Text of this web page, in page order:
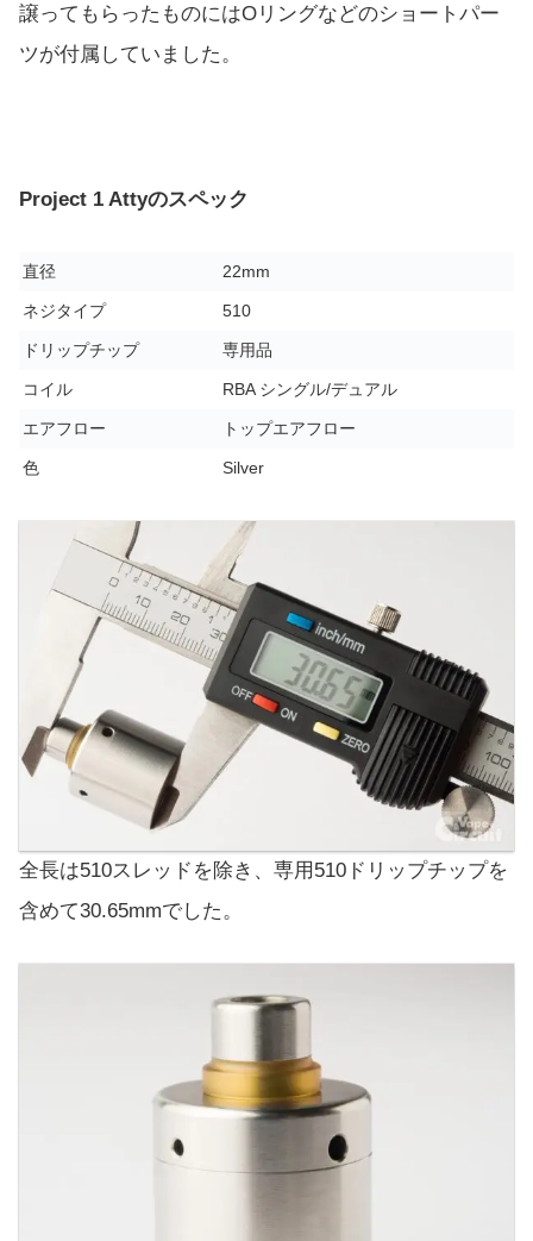
譲ってもらったものにはOリングなどのショートパー
ツが付属していました。
Project 1 Attyのスペック
直径 22mm
ネジタイプ 510
ドリップチップ 専用品
コイル RBA シングル/デュアル
エアフロー トップエアフロー
色 Silver
全長は510スレッドを除き、専用510ドリップチップを
含めて30.65mmでした。